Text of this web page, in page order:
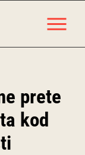
prete
kod